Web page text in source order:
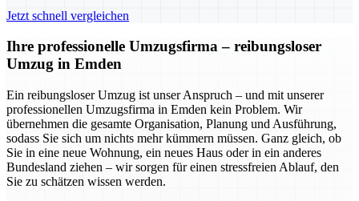
Jetzt schnell vergleichen
Ihre professionelle Umzugsfirma – reibungsloser
Umzug in Emden
Ein reibungsloser Umzug ist unser Anspruch – und mit unserer
professionellen Umzugsfirma in Emden kein Problem. Wir
übernehmen die gesamte Organisation, Planung und Ausführung,
sodass Sie sich um nichts mehr kümmern müssen. Ganz gleich, ob
Sie in eine neue Wohnung, ein neues Haus oder in ein anderes
Bundesland ziehen – wir sorgen für einen stressfreien Ablauf, den
Sie zu schätzen wissen werden.